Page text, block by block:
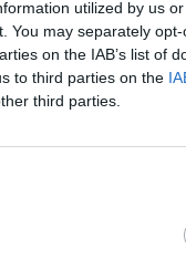
utilized by us
You may separately
on the IAB’s list of
to third parties on the
third parties.